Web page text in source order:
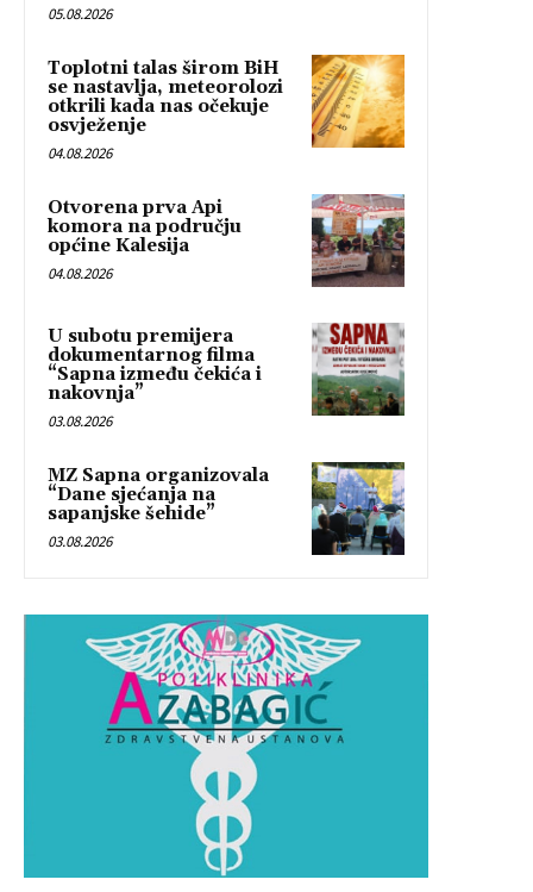
05.08.2026
Toplotni talas širom BiH
se nastavlja, meteorolozi
otkrili kada nas očekuje
osvježenje
04.08.2026
Otvorena prva Api
komora na području
općine Kalesija
04.08.2026
U subotu premijera
dokumentarnog filma
“Sapna između čekića i
nakovnja”
03.08.2026
MZ Sapna organizovala
“Dane sjećanja na
sapanjske šehide”
03.08.2026